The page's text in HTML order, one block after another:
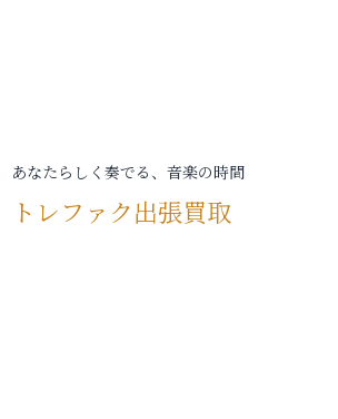
あなたらしく奏でる、音楽の時間
トレファク出張買取